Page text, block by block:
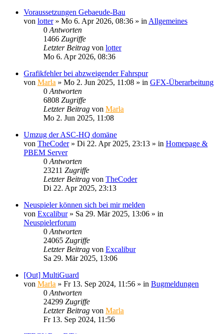
Voraussetzungen Gebaeude-Bau
von lotter» Mo 6. Apr 2026, 08:36 » in Allgemeines
0 Antworten
1466 Zugriffe
Letzter Beitrag von lotter
Mo 6. Apr 2026, 08:36
Grafikfehler bei abzweigender Fahrspur
von Marla » Mo 2. Jun 2025, 11:08 » in GFX-Überarbeitung
0 Antworten
6808 Zugriffe
Letzter Beitrag von Marla
Mo 2. Jun 2025, 11:08
Umzug der ASC-HQ domäne
von TheCoder» Di 22. Apr 2025, 23:13 » in Homepage &
PBEM Server
0 Antworten
23211 Zugriffe
Letzter Beitrag von TheCoder
Di 22. Apr 2025, 23:13
Neuspieler können sich bei mir melden
von Excalibur» Sa 29. Mär 2025, 13:06 » in
Neuspielerforum
0 Antworten
24065 Zugriffe
Letzter Beitrag von Excalibur
Sa 29. Mär 2025, 13:06
[Out] MultiGuard
von Marla » Fr 13. Sep 2024, 11:56 » in Bugmeldungen
0 Antworten
24299 Zugriffe
Letzter Beitrag von Marla
Fr 13. Sep 2024, 11:56